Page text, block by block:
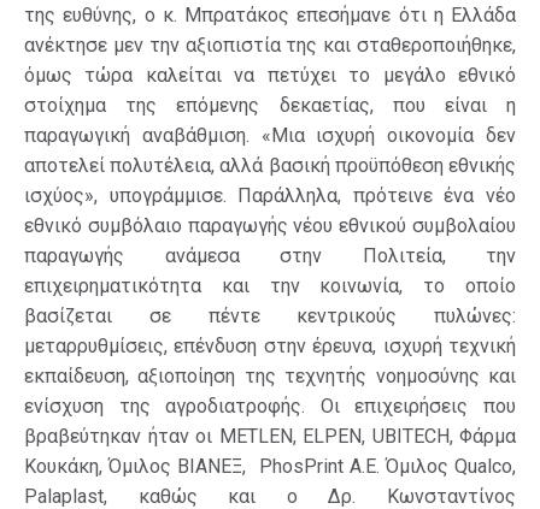
της ευθύνης, ο κ. Μπρατάκος επεσήμανε ότι η Ελλάδα
ανέκτησε μεν την αξιοπιστία της και σταθεροποιήθηκε,
όμως τώρα καλείται να πετύχει το μεγάλο εθνικό
στοίχημα της επόμενης δεκαετίας, που είναι η
παραγωγική αναβάθμιση. «Μια ισχυρή οικονομία δεν
αποτελεί πολυτέλεια, αλλά βασική προϋπόθεση εθνικής
ισχύος», υπογράμμισε. Παράλληλα, πρότεινε ένα νέο
εθνικό συμβόλαιο παραγωγής νέου εθνικού συμβολαίου
παραγωγής ανάμεσα στην Πολιτεία, την
επιχειρηματικότητα και την κοινωνία, το οποίο
βασίζεται σε πέντε κεντρικούς πυλώνες:
μεταρρυθμίσεις, επένδυση στην έρευνα, ισχυρή τεχνική
εκπαίδευση, αξιοποίηση της τεχνητής νοημοσύνης και
ενίσχυση της αγροδιατροφής. Οι επιχειρήσεις που
βραβεύτηκαν ήταν οι METLEN, ELPEN, UBITECH, Φάρμα
Κουκάκη, Όμιλος ΒΙΑΝΕΞ, PhosPrint Α.Ε. Όμιλος Qualco,
Palaplast, καθώς και ο Δρ. Κωνσταντίνος